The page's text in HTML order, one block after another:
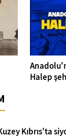
Halep
Kıbrıs'ta